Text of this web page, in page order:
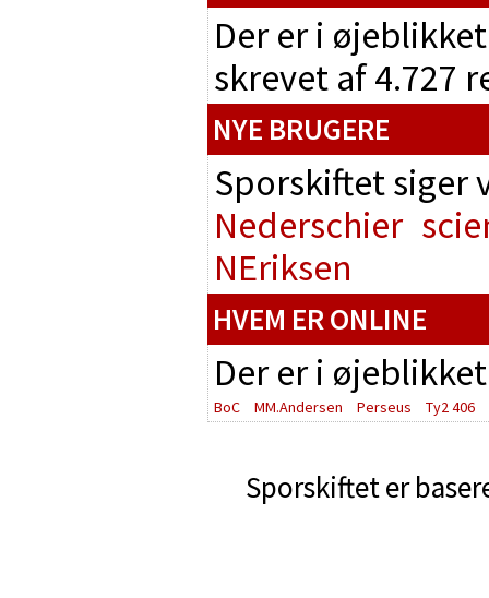
Der er i
skrevet af 4.727
NYE BRUGERE
Sporskiftet
Nederschier
NEriksen
HVEM ER ONLINE
Der er i
BoC MM.Andersen Perseus Ty2 406
Sporskiftet er